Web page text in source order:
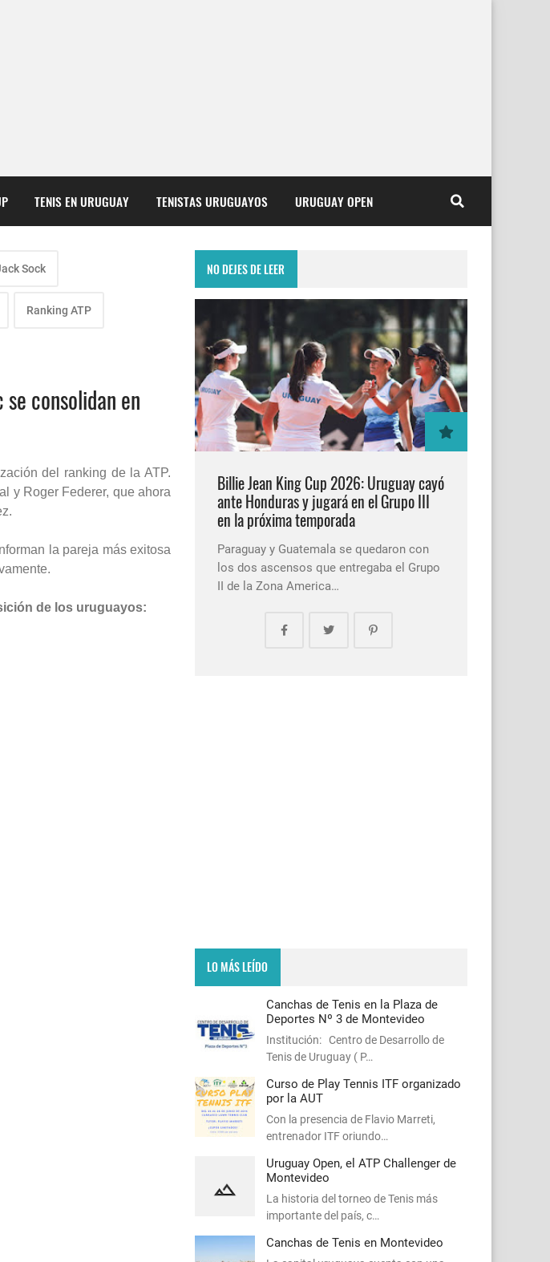
TENIS EN URUGUAY TENISTAS URUGUAYOS URUGUAY OPEN
Sock
Ranking ATP
consolidan en
del ranking de la ATP.
y Roger Federer, que ahora
la pareja más exitosa
de los uruguayos:
NO DEJES DE LEER
Billie Jean King Cup 2026: Uruguay cayó
ante Honduras y jugará en el Grupo III
en la próxima temporada
Paraguay y Guatemala se quedaron con
los dos ascensos que entregaba el Grupo
II de la Zona America…
LO MÁS LEÍDO
Canchas de Tenis en la Plaza de
Deportes Nº 3 de Montevideo
Institución: Centro de Desarrollo de
Tenis de Uruguay ( P…
Curso de Play Tennis ITF organizado
por la AUT
Con la presencia de Flavio Marreti,
entrenador ITF oriundo…
Uruguay Open, el ATP Challenger de
Montevideo
La historia del torneo de Tenis más
importante del país, c…
Canchas de Tenis en Montevideo